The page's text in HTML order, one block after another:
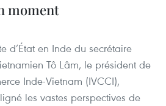
moment
d’État en Inde du secrétaire
Tô Lâm, le président de
Inde-Vietnam (IVCCI),
les vastes perspectives de